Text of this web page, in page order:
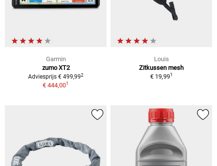
Garmin
zumo XT2
Adviesprijs € 499,992
€ 444,001
Louis
Zitkussen mesh
€ 19,991